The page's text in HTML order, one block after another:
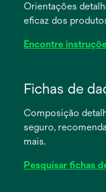
Orientações
eficaz dos
Encontre
nova
guia
Fichas de
Composição
seguro,
mais.
Pesquisar fichas